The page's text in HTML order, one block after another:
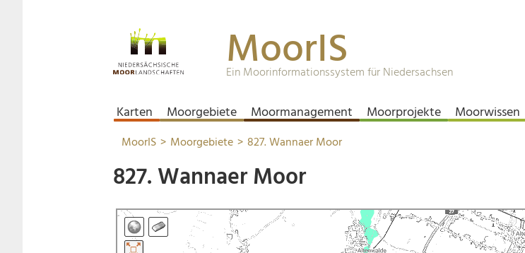
MoorIS
Ein Moorinformationssystem für Niedersachsen
Karten Moorgebiete Moormanagement Moorprojekte Moorwissen
MoorIS Moorgebiete 827. Wannaer Moor
827. Wannaer Moor